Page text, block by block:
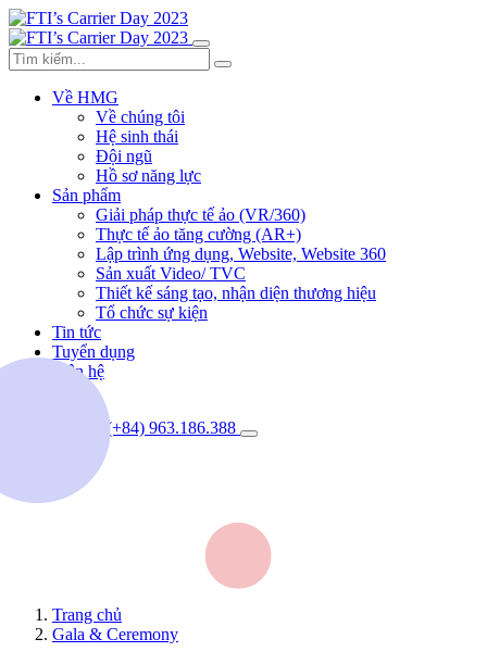
Về HMG
Về chúng tôi
Hệ sinh thái
Đội ngũ
Hồ sơ năng lực
Sản phẩm
Giải pháp thực tế ảo (VR/360)
Thực tế ảo tăng cường (AR+)
Lập trình ứng dụng, Website, Website 360
Sản xuất Video/ TVC
Thiết kế sáng tạo, nhận diện thương hiệu
Tổ chức sự kiện
Tin tức
Tuyển dụng
Liên hệ
(+84) 963.186.388
Trang chủ
Gala & Ceremony